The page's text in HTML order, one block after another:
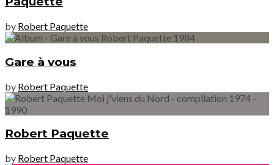
by Robert Paquette
Gare à vous
by Robert Paquette
Robert Paquette
by Robert Paquette